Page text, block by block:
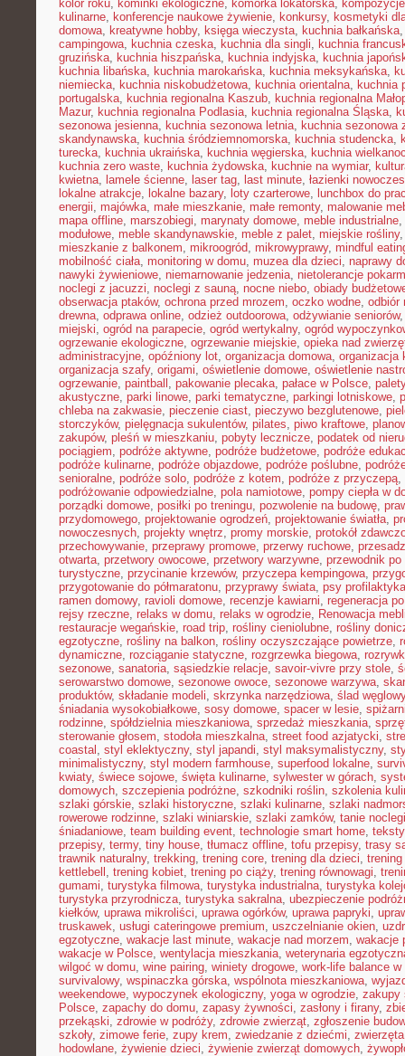
kolor roku, kominki ekologiczne, komórka lokatorska,
kulinarne, konferencje naukowe żywienie, konkursy, kosmetyki
domowa, kreatywne hobby, księga wieczysta, kuchnia bałkańska
campingowa, kuchnia czeska, kuchnia dla singli, kuchnia
gruzińska, kuchnia hiszpańska, kuchnia indyjska, kuchnia
kuchnia libańska, kuchnia marokańska, kuchnia meksykańska,
niemiecka, kuchnia niskobudżetowa, kuchnia orientalna, kuchnia
portugalska, kuchnia regionalna Kaszub, kuchnia regionalna
Mazur, kuchnia regionalna Podlasia, kuchnia regionalna Śląska,
sezonowa jesienna, kuchnia sezonowa letnia, kuchnia sezonowa
skandynawska, kuchnia śródziemnomorska, kuchnia studencka,
turecka, kuchnia ukraińska, kuchnia węgierska, kuchnia
kuchnia zero waste, kuchnia żydowska, kuchnie na wymiar,
kwietna, lamele ścienne, laser tag, last minute, łazienki
lokalne atrakcje, lokalne bazary, loty czarterowe, lunchbox do
energii, majówka, małe mieszkanie, małe remonty, malowanie
mapa offline, marszobiegi, marynaty domowe, meble industrialne,
modułowe, meble skandynawskie, meble z palet, miejskie rośliny
mieszkanie z balkonem, mikroogród, mikrowyprawy, mindful
mobilność ciała, monitoring w domu, muzea dla dzieci, naprawy
nawyki żywieniowe, niemarnowanie jedzenia, nietolerancje
noclegi z jacuzzi, noclegi z sauną, nocne niebo, obiady
obserwacja ptaków, ochrona przed mrozem, oczko wodne, odbiór
drewna, odprawa online, odzież outdoorowa, odżywianie seniorów
miejski, ogród na parapecie, ogród wertykalny, ogród
ogrzewanie ekologiczne, ogrzewanie miejskie, opieka nad
administracyjne, opóźniony lot, organizacja domowa, organizacja
organizacja szafy, origami, oświetlenie domowe, oświetlenie
ogrzewanie, paintball , pakowanie plecaka, pałace w Polsce,
akustyczne, parki linowe, parki tematyczne, parkingi lotniskowe,
chleba na zakwasie, pieczenie ciast, pieczywo bezglutenowe,
storczyków, pielęgnacja sukulentów, pilates, piwo kraftowe,
zakupów, pleśń w mieszkaniu, pobyty lecznicze, podatek od
pociągiem, podróże aktywne, podróże budżetowe, podróże
podróże kulinarne, podróże objazdowe, podróże poślubne,
senioralne, podróże solo, podróże z kotem, podróże z przyczepą,
podróżowanie odpowiedzialne, pola namiotowe, pompy ciepła w
porządki domowe, posiłki po treningu, pozwolenie na budowę,
przydomowego, projektowanie ogrodzeń, projektowanie światła,
nowoczesnych, projekty wnętrz, promy morskie, protokół
przechowywanie, przeprawy promowe, przerwy ruchowe,
otwarta, przetwory owocowe, przetwory warzywne, przewodnik
turystyczne, przycinanie krzewów, przyczepa kempingowa,
przygotowanie do półmaratonu, przyprawy świata, psy profilaktyka
ramen domowy, ravioli domowe, recenzje kawiarni, regeneracja
rejsy rzeczne, relaks w domu, relaks w ogrodzie, Renowacja
restauracje wegańskie, road trip, rośliny cieniolubne, rośliny
egzotyczne, rośliny na balkon, rośliny oczyszczające powietrze,
dynamiczne, rozciąganie statyczne, rozgrzewka biegowa,
sezonowe, sanatoria, sąsiedzkie relacje, savoir-vivre przy stole,
serowarstwo domowe, sezonowe owoce, sezonowe warzywa,
produktów, składanie modeli, skrzynka narzędziowa, ślad
śniadania wysokobiałkowe, sosy domowe, spacer w lesie,
rodzinne, spółdzielnia mieszkaniowa, sprzedaż mieszkania,
sterowanie głosem, stodoła mieszkalna, street food azjatycki,
coastal , styl eklektyczny, styl japandi, styl maksymalistyczny,
minimalistyczny, styl modern farmhouse, superfood lokalne,
kwiaty, świece sojowe, święta kulinarne, sylwester w górach,
domowych, szczepienia podróżne, szkodniki roślin, szkolenia
szlaki górskie, szlaki historyczne, szlaki kulinarne, szlaki
rowerowe rodzinne, szlaki winiarskie, szlaki zamków, tanie noclegi
śniadaniowe, team building event, technologie smart home,
przepisy, termy, tiny house, tłumacz offline, tofu przepisy, trasy
trawnik naturalny, trekking, trening core, trening dla dzieci,
kettlebell , trening kobiet, trening po ciąży, trening równowagi,
gumami, turystyka filmowa, turystyka industrialna, turystyka
turystyka przyrodnicza, turystyka sakralna, ubezpieczenie
kiełków, uprawa mikroliści, uprawa ogórków, uprawa papryki,
truskawek, usługi cateringowe premium, uszczelnianie okien,
egzotyczne, wakacje last minute, wakacje nad morzem, wakacje
wakacje w Polsce, wentylacja mieszkania, weterynaria
wilgoć w domu, wine pairing, winiety drogowe, work-life balance w
survivalowy, wspinaczka górska, wspólnota mieszkaniowa,
weekendowe, wypoczynek ekologiczny, yoga w ogrodzie, zakupy
Polsce, zapachy do domu, zapasy żywności, zasłony i firany,
przekąski, zdrowie w podróży, zdrowie zwierząt, zgłoszenie
szkoły, zimowe ferie, zupy krem, zwiedzanie z dziećmi,
hodowlane, żywienie dzieci, żywienie zwierząt domowych,